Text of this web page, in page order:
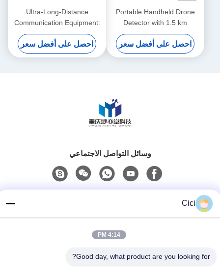
Portable Handheld Drone
Detector with 1.5 km
Detection Radius 7-inch
Touchscreen and 7000mAh
Battery
احصل على أفضل سعر
Ultra-Long-Distance
Communication Equipment:
Ensuring Reliable
Transmission Over 100 Km
For Maritime Security
احصل على أفضل سعر
وسائل التواصل الاجتماعي
Cici
4:14 PM
Good day, what product are you looking for?